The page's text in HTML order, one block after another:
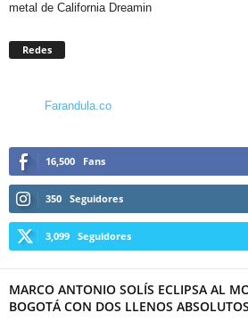
metal de California Dreamin
Redes
Farandula.co
16,500 Fans
350 Seguidores
3,099 Seguidores
MARCO ANTONIO SOLÍS ECLIPSA AL
BOGOTÁ CON DOS LLENOS ABSOLUTOS